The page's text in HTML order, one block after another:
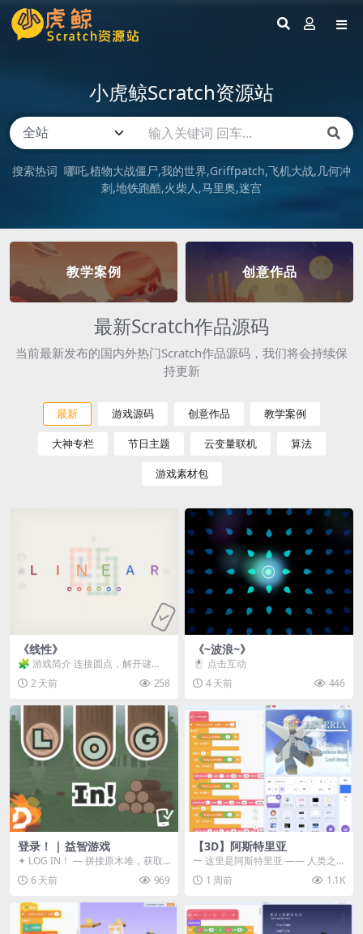
小虎鲸Scratch资源站
搜索热词 哪吒 植物大战僵尸 我的世界 Griffpatch 飞机大战 几何冲
刺 地铁跑酷 火柴人 马里奥 迷宫
教学案例 创意作品
最新Scratch作品源码
当前最新发布的国内外热门Scratch作品源码，我们将会持续保
持更新
最新 游戏源码 创意作品 教学案例
大神专栏 节日主题 云变量联机 算法
游戏素材包
《线性》
🧩 游戏简介 连接圆点，解开谜
题。 ⚠️ 重要提示 所有关卡均可通
关，请确保使用...
2 天前 258
《~波浪~》
🖱️ 点击互动
4 天前
446
登录！ | 益智游戏
✦ LOG IN！ — 拼接原木堆，获取
分数！ ᑕ☲◎ ᑕ☲◎ ᑕ☲◎ ᑕ☲◎ ...
6 天前 969
【3D】阿斯特里亚
ー 这里是阿斯特里亚 —— 人类之
罪与未来希望交汇之地 📖 游戏简
介 《阿斯特里...
1 周前 1.1K